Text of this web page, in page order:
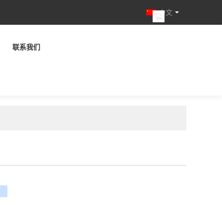
中文
联系我们